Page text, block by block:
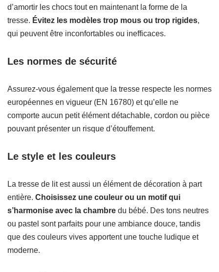
d’amortir les chocs tout en maintenant la forme de la
tresse. Évitez les modèles trop mous ou trop rigides,
qui peuvent être inconfortables ou inefficaces.
Les normes de sécurité
Assurez-vous également que la tresse respecte les normes
européennes en vigueur (EN 16780) et qu’elle ne
comporte aucun petit élément détachable, cordon ou pièce
pouvant présenter un risque d’étouffement.
Le style et les couleurs
La tresse de lit est aussi un élément de décoration à part
entière. Choisissez une couleur ou un motif qui
s’harmonise avec la chambre du bébé. Des tons neutres
ou pastel sont parfaits pour une ambiance douce, tandis
que des couleurs vives apportent une touche ludique et
moderne.